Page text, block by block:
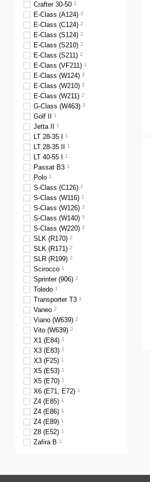
Crafter 30-50 1
E-Class (A124) 2
E-Class (C124) 2
E-Class (S124) 2
E-Class (S210) 2
E-Class (S211) 2
E-Class (VF211) 1
E-Class (W124) 2
E-Class (W210) 2
E-Class (W211) 2
G-Class (W463) 3
Golf II 1
Jetta II 1
LT 28-35 I 1
LT 28-35 II 1
LT 40-55 I 1
Passat B3 1
Polo 1
S-Class (C126) 2
S-Class (W116) 1
S-Class (W126) 2
S-Class (W140) 5
S-Class (W220) 2
SLK (R170) 2
SLK (R171) 2
SLR (R199) 2
Scirocco 1
Sprinter (906) 2
Toledo 1
Transporter T3 1
Vaneo 2
Viano (W639) 2
Vito (W639) 2
X1 (E84) 1
X3 (E83) 1
X3 (F25) 1
X5 (E53) 1
X5 (E70) 1
X6 (E71, E72) 1
Z4 (E85) 1
Z4 (E86) 1
Z4 (E89) 1
Z8 (E52) 1
Zafira B 1